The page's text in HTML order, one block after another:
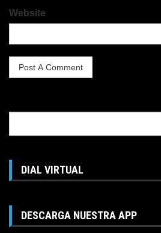
Website
for:
DIAL VIRTUAL
DESCARGA NUESTRA APP